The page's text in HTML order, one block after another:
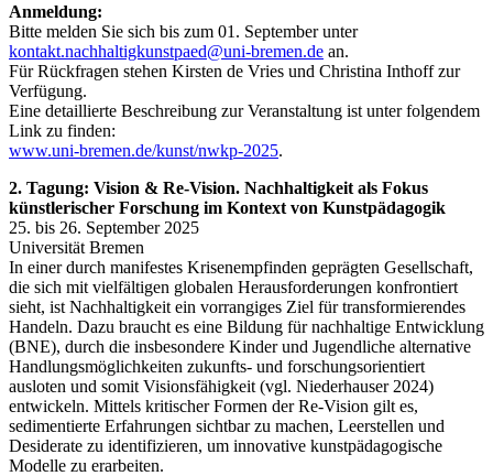
Anmeldung:
Bitte melden Sie sich bis zum 01. September unter
kontakt.nachhaltigkunstpaed@uni-bremen.de an.
Für Rückfragen stehen Kirsten de Vries und Christina Inthoff zur
Verfügung.
Eine detaillierte Beschreibung zur Veranstaltung ist unter folgendem
Link zu finden:
www.uni-bremen.de/kunst/nwkp-2025.
2. Tagung: Vision & Re-Vision. Nachhaltigkeit als Fokus
künstlerischer Forschung im Kontext von Kunstpädagogik
25. bis 26. September 2025
Universität Bremen
In einer durch manifestes Krisenempfinden geprägten Gesellschaft,
die sich mit vielfältigen globalen Herausforderungen konfrontiert
sieht, ist Nachhaltigkeit ein vorrangiges Ziel für transformierendes
Handeln. Dazu braucht es eine Bildung für nachhaltige Entwicklung
(BNE), durch die insbesondere Kinder und Jugendliche alternative
Handlungsmöglichkeiten zukunfts- und forschungsorientiert
ausloten und somit Visionsfähigkeit (vgl. Niederhauser 2024)
entwickeln. Mittels kritischer Formen der Re-Vision gilt es,
sedimentierte Erfahrungen sichtbar zu machen, Leerstellen und
Desiderate zu identifizieren, um innovative kunstpädagogische
Modelle zu erarbeiten.